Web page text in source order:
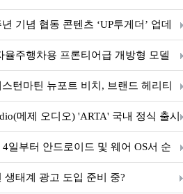
기념 협동 콘텐츠 ‘UP투게더’ 업데
율주행차용 프론티어급 개방형 모델
용 가능
턴마틴 뉴포트 비치, 브랜드 헤리티
렉션’ 공개
메제 오디오) 'ARTA' 국내 정식 출시
일부터 안드로이드 및 웨어 OS서 순
생태계 광고 도입 준비 중?